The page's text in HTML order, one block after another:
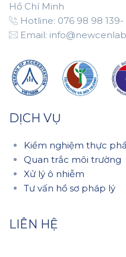
Hồ Chí Minh
Hotline: 076 98 98
Email:
DỊCH VỤ
Kiểm nghiệm thực
Quan trắc môi trường
Xử lý ô nhiễm
Tư vấn hồ sơ pháp lý
LIÊN HỆ